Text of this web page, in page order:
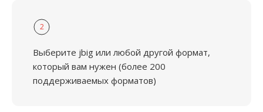
2
Выберите jbig или любой другой формат,
который вам нужен (более 200
поддерживаемых форматов)